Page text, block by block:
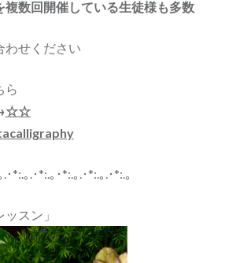
複数回開催している生徒様も多数
わせください
ら
☆☆
･*:.｡.･*:.｡･*:.｡.･*:.｡.･*:.｡
スン」